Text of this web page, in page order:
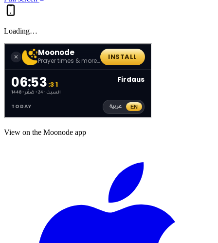
Loading…
View on the Moonode app